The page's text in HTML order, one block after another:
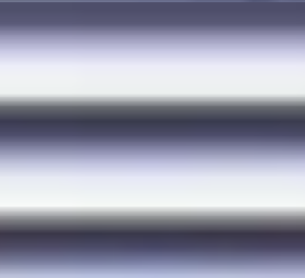
· Automaat